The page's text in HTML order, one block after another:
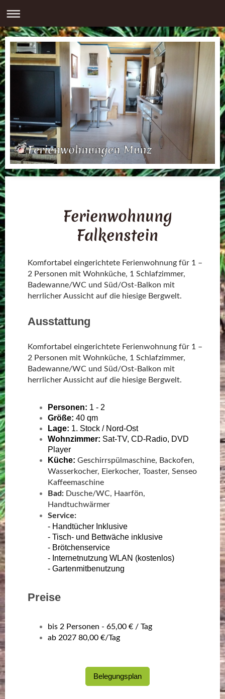
Ferienwohnung
Falkenstein
Komfortabel eingerichtete Ferienwohnung für 1 –
2 Personen mit Wohnküche, 1 Schlafzimmer,
Badewanne/WC und Süd/Ost-Balkon mit
herrlicher Aussicht auf die hiesige Bergwelt.
Ausstattung
Komfortabel eingerichtete Ferienwohnung für 1 –
2 Personen mit Wohnküche, 1 Schlafzimmer,
Badewanne/WC und Süd/Ost-Balkon mit
herrlicher Aussicht auf die hiesige Bergwelt.
Personen: 1 - 2
Größe: 40 qm
Lage: 1. Stock / Nord-Ost
Wohnzimmer: Sat-TV, CD-Radio, DVD
Player
Küche: Geschirrspülmaschine, Backofen,
Wasserkocher, Eierkocher, Toaster, Senseo
Kaffeemaschine
Bad: Dusche/WC, Haarfön,
Handtuchwärmer
Service:
- Handtücher Inklusive
- Tisch- und Bettwäche inklusive
- Brötchenservice
- Internetnutzung WLAN (kostenlos)
- Gartenmitbenutzung
Preise
bis 2 Personen - 65,00 € / Tag
ab 2027 80,00 €/Tag
Belegungsplan